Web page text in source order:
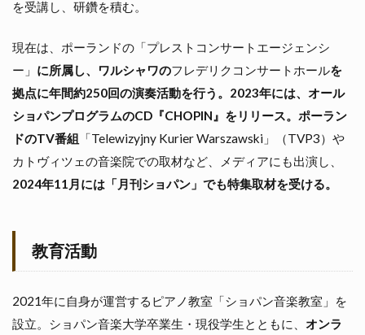
を受講し、研鑽を積む。
現在は、ポーランドの「プレストコンサートエージェンシ
ー」 に所属し、ワルシャワのフレデリクコンサートホールを
拠点に年間約250回の演奏活動を行う。2023年には、オール
ショパンプログラムのCD『CHOPIN』をリリース。ポーラン
ドのTV番組 「Telewizyjny Kurier Warszawski」（TVP3）や
カトヴィツェの音楽院での取材など、メディアにも出演し、
2024年11月には「月刊ショパン」でも特集取材を受ける。
教育活動
2021年に自身が運営するピアノ教室「ショパン音楽教室」を
設立。ショパン音楽大学卒業生・現役学生とともに、 オンラ